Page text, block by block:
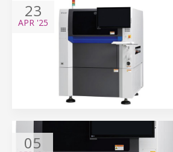
23
APR '25
05